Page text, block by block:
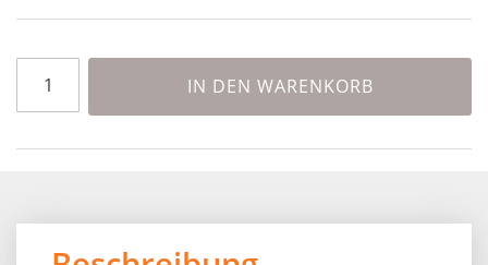
IN DEN WARENKORB